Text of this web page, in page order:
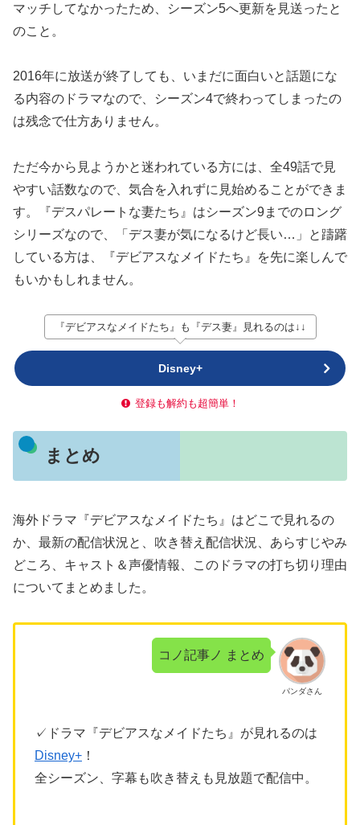
マッチしてなかったため、シーズン5へ更新を見送ったと
のこと。
2016年に放送が終了しても、いまだに面白いと話題にな
る内容のドラマなので、シーズン4で終わってしまったの
は残念で仕方ありません。
ただ今から見ようかと迷われている方には、全49話で見
やすい話数なので、気合を入れずに見始めることができま
す。『デスパレートな妻たち』はシーズン9までのロング
シリーズなので、「デス妻が気になるけど長い…」と躊躇
している方は、『デビアスなメイドたち』を先に楽しんで
もいかもしれません。
『デビアスなメイドたち』も『デス妻』見れるのは↓↓
Disney+
登録も解約も超簡単！
まとめ
海外ドラマ『デビアスなメイドたち』はどこで見れるの
か、最新の配信状況と、吹き替え配信状況、あらすじやみ
どころ、キャスト＆声優情報、このドラマの打ち切り理由
についてまとめました。
パンダさん
コノ記事ノ まとめ
✓ドラマ『デビアスなメイドたち』が見れるのは
Disney+ ！
全シーズン、字幕も吹き替えも見放題で配信中。